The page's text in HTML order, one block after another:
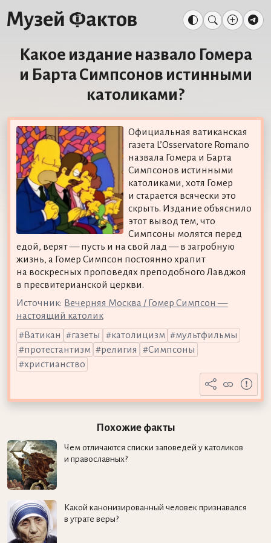
Какое издание назвало Гомера
и Барта Симпсонов истинными
католиками?
Официальная ватиканская
газета L’Osservatore Romano
назвала Гомера и Барта
Симпсонов истинными
католиками, хотя Гомер
и старается всячески это
скрыть. Издание объяснило
этот вывод тем, что
Симпсоны молятся перед
едой, верят — пусть и на свой лад — в загробную
жизнь, а Гомер Симпсон постоянно храпит
на воскресных проповедях преподобного Лавджоя
в пресвитерианской церкви.
Источник: Вечерняя Москва / Гомер Симпсон —
настоящий католик
Ватикан
газеты католицизм
мультфильмы
протестантизм
религия
Симпсоны
христианство
Похожие факты
Чем отличаются списки заповедей у католиков
и православных?
Какой канонизированный человек признавался
в утрате веры?